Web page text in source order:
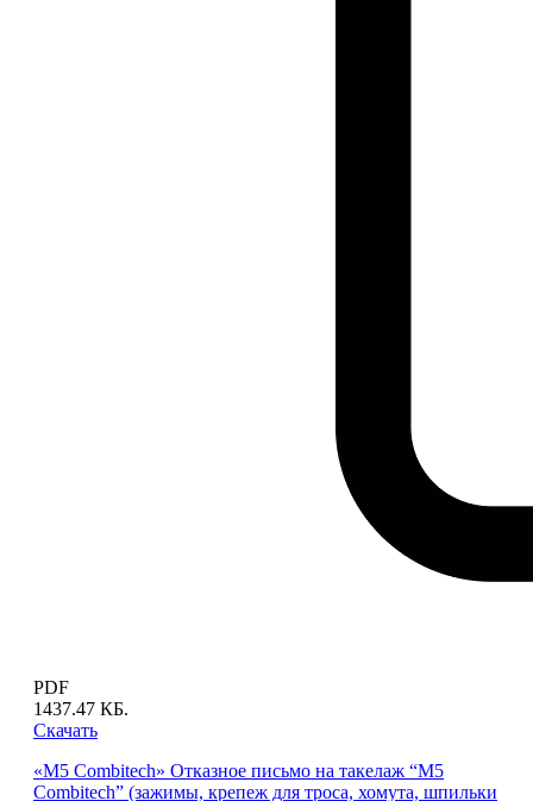
PDF
1437.47 КБ.
Скачать
«M5 Combitech» Отказное письмо на такелаж “M5
Combitech” (зажимы, крепеж для троса, хомута, шпильки